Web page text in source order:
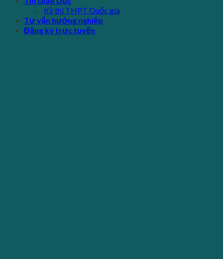
Kỳ thi THPT Quốc gia
Tư vấn hướng nghiệp
Đăng ký trực tuyến